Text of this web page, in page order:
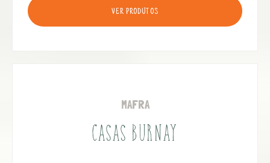
VER PRODUTOS
MAFRA
CASAS BURNAY